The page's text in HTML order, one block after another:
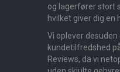
og lagerfører stort
hvilket giver dig en
Vi oplever
kundetilfredshed
Reviews, da vi